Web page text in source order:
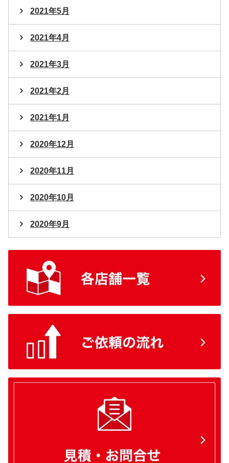
2021年5月
2021年4月
2021年3月
2021年2月
2021年1月
2020年12月
2020年11月
2020年10月
2020年9月